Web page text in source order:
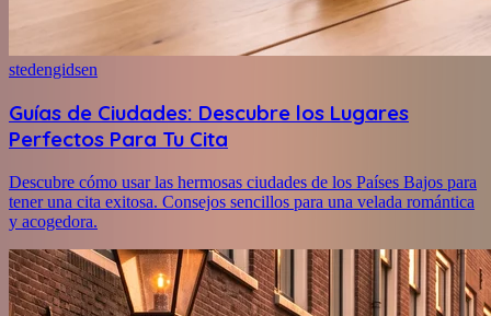
stedengidsen
Guías de Ciudades: Descubre los Lugares
Perfectos Para Tu Cita
Descubre cómo usar las hermosas ciudades de los Países Bajos para
tener una cita exitosa. Consejos sencillos para una velada romántica
y acogedora.